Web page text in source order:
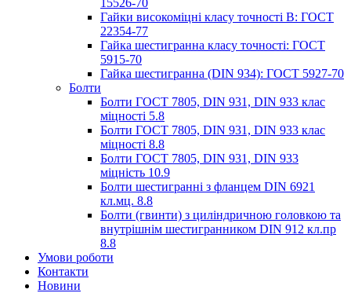
Гайки високоміцні класу точності В: ГОСТ
22354-77
Гайка шестигранна класу точності: ГОСТ
5915-70
Гайка шестигранна (DIN 934): ГОСТ 5927-70
Болти
Болти ГОСТ 7805, DIN 931, DIN 933 клас
міцності 5.8
Болти ГОСТ 7805, DIN 931, DIN 933 клас
міцності 8.8
Болти ГОСТ 7805, DIN 931, DIN 933
міцність 10.9
Болти шестигранні з фланцем DIN 6921
кл.мц. 8.8
Болти (гвинти) з циліндричною головкою та
внутрішнім шестигранником DIN 912 кл.пр
8.8
Умови роботи
Контакти
Новини